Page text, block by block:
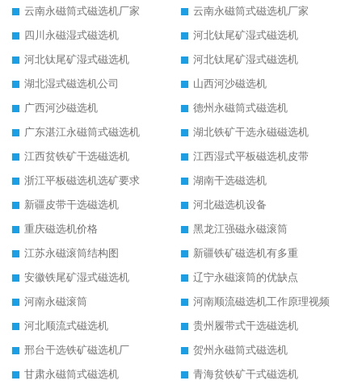
云南永磁筒式磁选机厂家
云南永磁筒式磁选机厂家
四川永磁湿式磁选机
河北钛尾矿湿式磁选机
河北钛尾矿湿式磁选机
河北钛尾矿湿式磁选机
湖北湿式磁选机公司
山西河沙磁选机
广西河沙磁选机
德州永磁筒式磁选机
广东湛江永磁筒式磁选机
湖北铁矿干选永磁磁选机
江西贫铁矿干选磁选机
江西湿式平板磁选机皮带
浙江平板磁选机选矿要求
湖南干选磁选机
新疆皮带干选磁选机
河北磁选机设备
重庆磁选机价格
黑龙江强磁永磁滚筒
江苏永磁滚筒结构图
新疆铁矿磁选机有多重
安徽铁尾矿湿式磁选机
辽宁永磁滚筒的优缺点
河南永磁滚筒
河南顺流磁选机工作原理视频
河北顺流式磁选机
贵州履带式干选磁选机
邢台干选铁矿磁选机厂
贺州永磁筒式磁选机
甘肃永磁筒式磁选机
青海贫铁矿干式磁选机